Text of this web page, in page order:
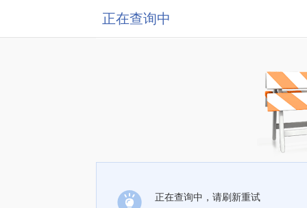
正在查询中
正在查询中，请刷新重试